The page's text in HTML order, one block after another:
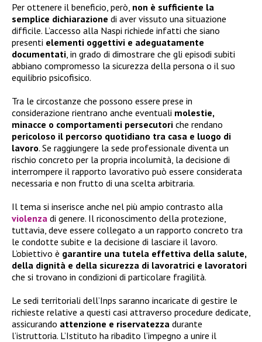
Per ottenere il beneficio, però, non è sufficiente la
semplice dichiarazione di aver vissuto una situazione
difficile. L’accesso alla Naspi richiede infatti che siano
presenti elementi oggettivi e adeguatamente
documentati , in grado di dimostrare che gli episodi subiti
abbiano compromesso la sicurezza della persona o il suo
equilibrio psicofisico.
Tra le circostanze che possono essere prese in
considerazione rientrano anche eventuali molestie,
minacce o comportamenti persecutori che rendano
pericoloso il percorso quotidiano tra casa e luogo di
lavoro. Se raggiungere la sede professionale diventa un
rischio concreto per la propria incolumità, la decisione di
interrompere il rapporto lavorativo può essere considerata
necessaria e non frutto di una scelta arbitraria.
Il tema si inserisce anche nel più ampio contrasto alla
violenza di genere. Il riconoscimento della protezione,
tuttavia, deve essere collegato a un rapporto concreto tra
le condotte subite e la decisione di lasciare il lavoro.
L’obiettivo è garantire una tutela effettiva della salute,
della dignità e della sicurezza di lavoratrici e lavoratori
che si trovano in condizioni di particolare fragilità.
Le sedi territoriali dell’Inps saranno incaricate di gestire le
richieste relative a questi casi attraverso procedure dedicate,
assicurando attenzione e riservatezza durante
l’istruttoria. L’Istituto ha ribadito l’impegno a unire il